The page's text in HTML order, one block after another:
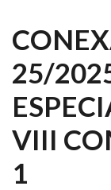
25/
VIII
1